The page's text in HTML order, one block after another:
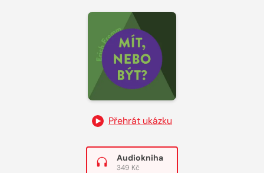
Přehrát ukázku
Audiokniha
349 Kč